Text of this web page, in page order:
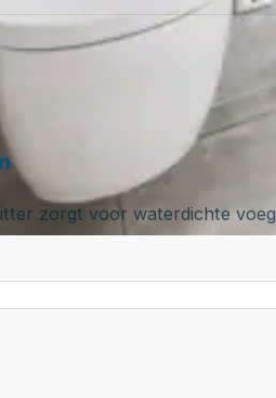
zorgt voor waterdichte